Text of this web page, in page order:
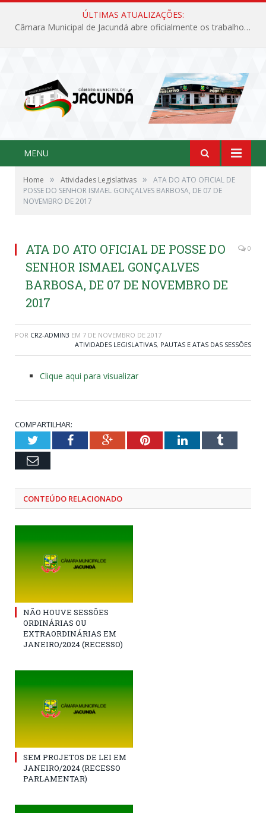
ÚLTIMAS ATUALIZAÇÕES:
Câmara Municipal de Jacundá abre oficialmente os trabalhos legislativos de 2026
MENU
Home » Atividades Legislativas »
ATA DO ATO OFICIAL DE
POSSE DO SENHOR ISMAEL GONÇALVES BARBOSA, DE 07 DE
NOVEMBRO DE 2017
ATA DO ATO OFICIAL DE POSSE DO
SENHOR ISMAEL GONÇALVES
BARBOSA, DE 07 DE NOVEMBRO DE
2017
0
POR CR2-ADMIN3 EM 7 DE NOVEMBRO DE 2017
ATIVIDADES LEGISLATIVAS, PAUTAS E ATAS DAS SESSÕES
Clique aqui para visualizar
COMPARTILHAR:
TwitterFacebookGoogle+PinterestLinkedInTumblr
Email
CONTEÚDO RELACIONADO
NÃO HOUVE SESSÕES
ORDINÁRIAS OU
EXTRAORDINÁRIAS EM
JANEIRO/2024 (RECESSO)
SEM PROJETOS DE LEI EM
JANEIRO/2024 (RECESSO
PARLAMENTAR)